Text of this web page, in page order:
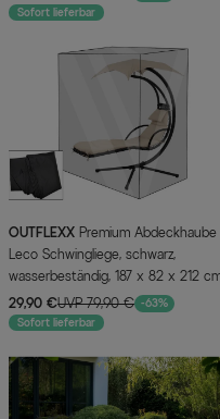
Sofort lieferbar
OUTFLEXX
Leco Schwingliege, schwarz,
wasserbeständig, 187 x 82 x 212
29,90 €UVP 79,90 € -63%
Sofort lieferbar